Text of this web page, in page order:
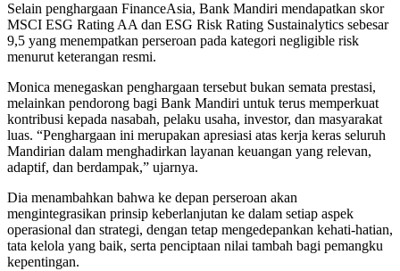
Selain penghargaan FinanceAsia, Bank Mandiri mendapatkan skor
MSCI ESG Rating AA dan ESG Risk Rating Sustainalytics sebesar
9,5 yang menempatkan perseroan pada kategori negligible risk
menurut keterangan resmi.
Monica menegaskan penghargaan tersebut bukan semata prestasi,
melainkan pendorong bagi Bank Mandiri untuk terus memperkuat
kontribusi kepada nasabah, pelaku usaha, investor, dan masyarakat
luas. “Penghargaan ini merupakan apresiasi atas kerja keras seluruh
Mandirian dalam menghadirkan layanan keuangan yang relevan,
adaptif, dan berdampak,” ujarnya.
Dia menambahkan bahwa ke depan perseroan akan
mengintegrasikan prinsip keberlanjutan ke dalam setiap aspek
operasional dan strategi, dengan tetap mengedepankan kehati-hatian,
tata kelola yang baik, serta penciptaan nilai tambah bagi pemangku
kepentingan.